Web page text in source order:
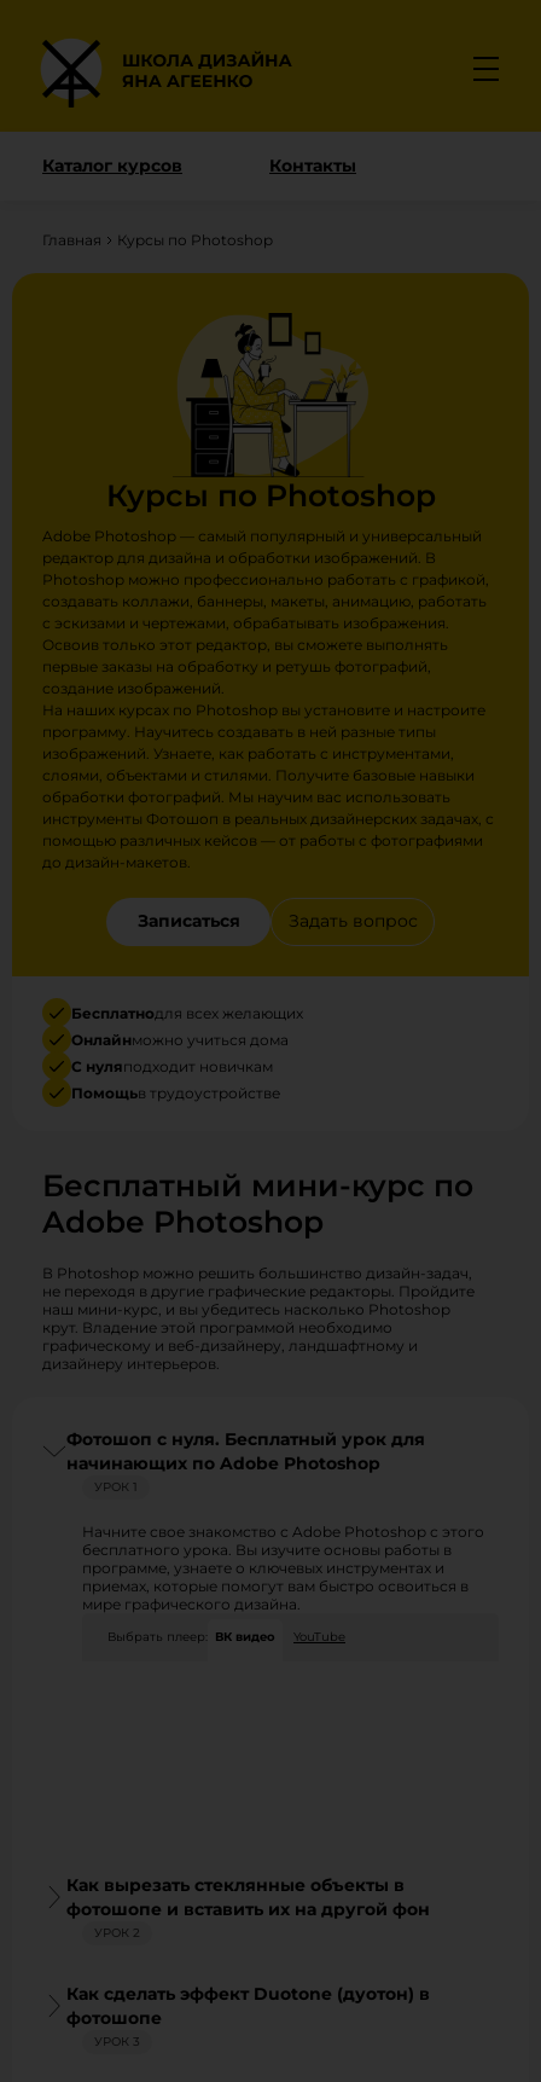
Каталог курсов Контакты
Главная Курсы по Photoshop
Курсы по Photoshop
Adobe Photoshop — самый популярный и универсальный
редактор для дизайна и обработки изображений. В
Photoshop можно профессионально работать с графикой,
создавать коллажи, баннеры, макеты, анимацию, работать
с эскизами и чертежами, обрабатывать изображения.
Освоив только этот редактор, вы сможете выполнять
первые заказы на обработку и ретушь фотографий,
создание изображений.
На наших курсах по Photoshop вы установите и настроите
программу. Научитесь создавать в ней разные типы
изображений. Узнаете, как работать с инструментами,
слоями, объектами и стилями. Получите базовые навыки
обработки фотографий. Мы научим вас использовать
инструменты Фотошоп в реальных дизайнерских задачах, с
помощью различных кейсов — от работы с фотографиями
до дизайн-макетов.
Записаться Задать вопрос
Бесплатнодля всех желающих
Онлайнможно учиться дома
С нуляподходит новичкам
Помощьв трудоустройстве
Бесплатный мини-курс по
Adobe Photoshop
В Photoshop можно решить большинство дизайн-задач,
не переходя в другие графические редакторы. Пройдите
наш мини-курс, и вы убедитесь насколько Photoshop
крут. Владение этой программой необходимо
графическому и веб-дизайнеру, ландшафтному и
дизайнеру интерьеров.
Фотошоп с нуля. Бесплатный урок для
начинающих по Adobe Photoshop
УРОК 1
Начните свое знакомство с Adobe Photoshop с этого
бесплатного урока. Вы изучите основы работы в
программе, узнаете о ключевых инструментах и
приемах, которые помогут вам быстро освоиться в
мире графического дизайна.
Выбрать плеер: ВК видео YouTube
Как вырезать стеклянные объекты в
фотошопе и вставить их на другой фон
УРОК 2
Как сделать эффект Duotone (дуотон) в
фотошопе
УРОК 3